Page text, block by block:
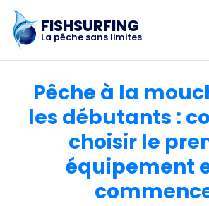
FISHSURFING
La pêche sans limites
Čeština
Dansk
Deutsch
English
Español
Français
Accueil
Pêche à la
les débutants :
choisir le
équipement